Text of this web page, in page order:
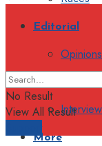
Editorial
Opinions
Interview
More
No Result
View All Result